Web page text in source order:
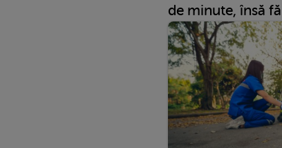
de minute, însă